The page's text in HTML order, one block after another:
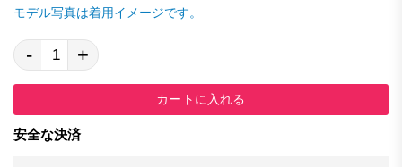
モデル写真は着用イメージです。
- +
カートに入れる
安全な決済